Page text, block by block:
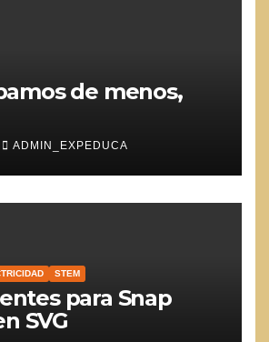
de menos,
ADMIN_EXPEDUCA
STEM
para Snap
SVG